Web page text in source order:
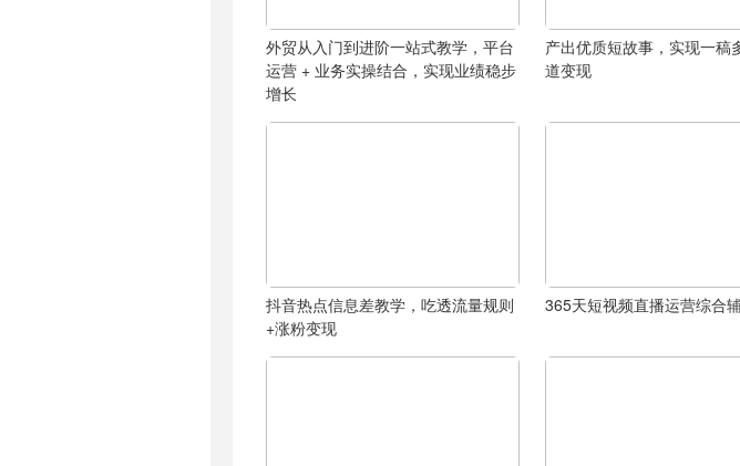
外贸从入门到进阶一站式教学，平台
运营 + 业务实操结合，实现业绩稳步
增长
产出优质短故事，实现一稿
道变现
抖音热点信息差教学，吃透流量规则
+涨粉变现
365天短视频直播运营综合